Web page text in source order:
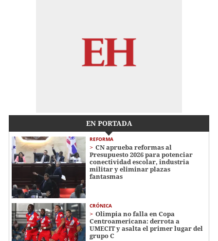
EN PORTADA
REFORMA
CN aprueba reformas al
Presupuesto 2026 para potenciar
conectividad escolar, industria
militar y eliminar plazas
fantasmas
CRÓNICA
Olimpia no falla en Copa
Centroamericana: derrota a
UMECIT y asalta el primer lugar del
grupo C